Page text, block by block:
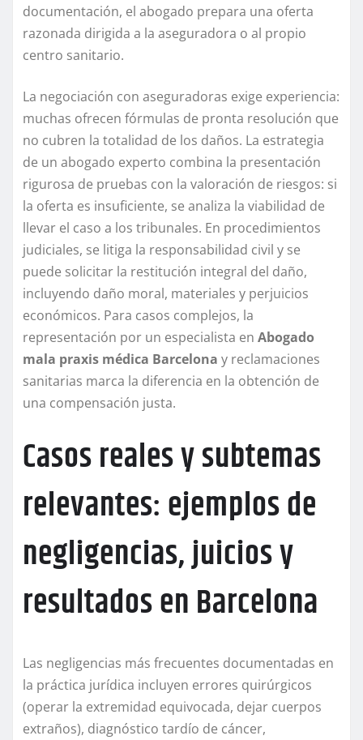
documentación, el abogado prepara una oferta
razonada dirigida a la aseguradora o al propio
centro sanitario.
La negociación con aseguradoras exige experiencia:
muchas ofrecen fórmulas de pronta resolución que
no cubren la totalidad de los daños. La estrategia
de un abogado experto combina la presentación
rigurosa de pruebas con la valoración de riesgos: si
la oferta es insuficiente, se analiza la viabilidad de
llevar el caso a los tribunales. En procedimientos
judiciales, se litiga la responsabilidad civil y se
puede solicitar la restitución integral del daño,
incluyendo daño moral, materiales y perjuicios
económicos. Para casos complejos, la
representación por un especialista en Abogado
mala praxis médica Barcelona y reclamaciones
sanitarias marca la diferencia en la obtención de
una compensación justa.
Casos reales y subtemas
relevantes: ejemplos de
negligencias, juicios y
resultados en Barcelona
Las negligencias más frecuentes documentadas en
la práctica jurídica incluyen errores quirúrgicos
(operar la extremidad equivocada, dejar cuerpos
extraños), diagnóstico tardío de cáncer,